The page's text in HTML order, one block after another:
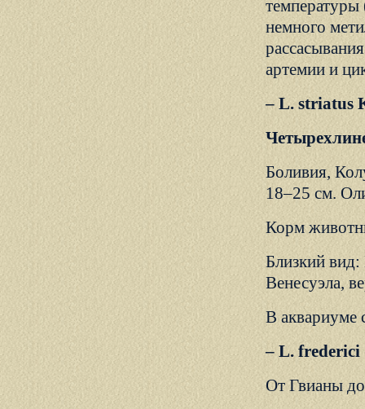
температуры
немного
артемии и
– L. striatus
Боливия,
18–25 см.
Корм
Близкий
Венесуэла,
В аквариуме
– L. frederici
От Гвианы